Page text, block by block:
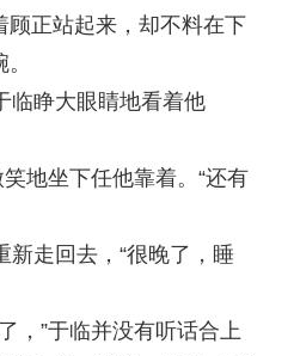
顾正站起来，却不料在下
睁大眼睛地看着他
地坐下任他靠着。“还有
走回去，“很晚了，睡
，”于临并没有听话合上